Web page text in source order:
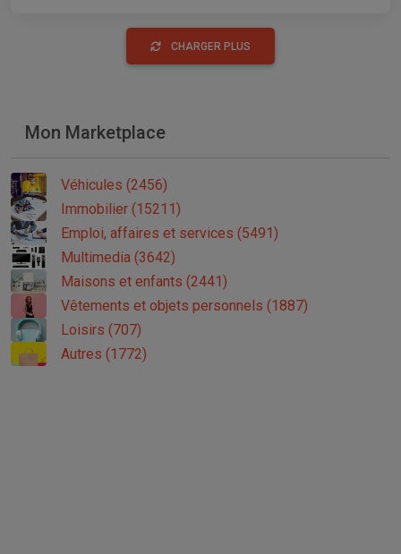
CHARGER PLUS
Mon Marketplace
Véhicules (2456)
Immobilier (15211)
Emploi, affaires et services (5491)
Multimedia (3642)
Maisons et enfants (2441)
Vêtements et objets personnels (1887)
Loisirs (707)
Autres (1772)